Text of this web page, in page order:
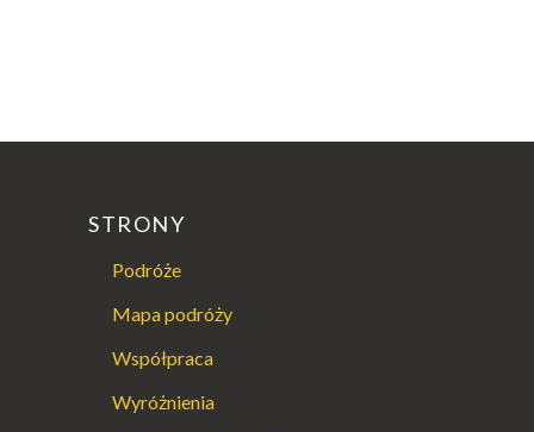
STRONY
Podróże
Mapa podróży
Współpraca
Wyróżnienia